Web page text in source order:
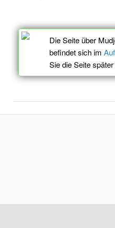
Die Seite über
befindet sich im
Sie die Seite